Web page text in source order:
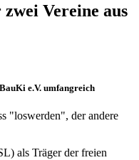
Vereine aus
e.V. umfangreich
"loswerden", der andere
als Träger der freien